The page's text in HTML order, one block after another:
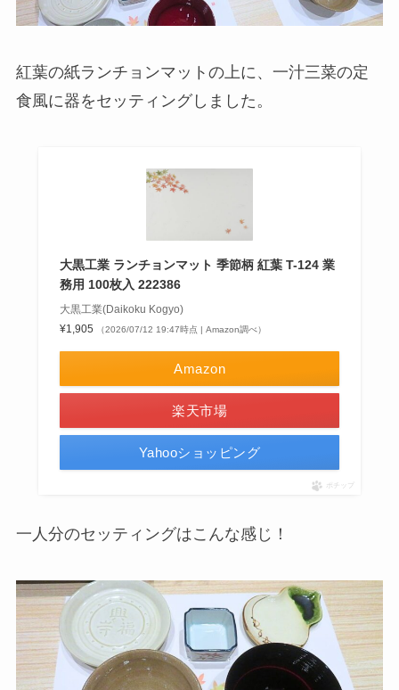
紅葉の紙ランチョンマットの上に、一汁三菜の定
食風に器をセッティングしました。
大黒工業 ランチョンマット 季節柄 紅葉 T-124 業
務用 100枚入 222386
大黒工業(Daikoku Kogyo)
¥1,905
（2026/07/12 19:47時点 | Amazon調べ）
Amazon
楽天市場
Yahooショッピング
ポチップ
一人分のセッティングはこんな感じ！